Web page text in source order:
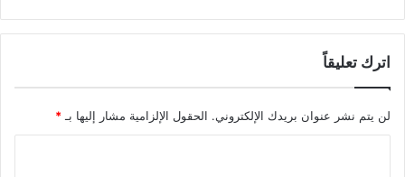
اترك تعليقاً
لن يتم نشر عنوان بريدك الإلكتروني. الحقول الإلزامية مشار إليها بـ *